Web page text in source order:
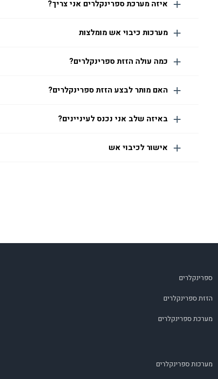
איזה מערכת ספרינקלרים אני צריך?
מערכות כיבוי אש מומלצות
כמה עולה הזזת ספרינקלרים?
האם מותר לבצע הזזת ספרינקלרים?
באיזה שלב אני נכנס לעיניינים?
אישור לכיבוי אש
ספרינקלרים
הזזת ספרינקלרים
מערכת ספרינקלרים
מערכות ספרינקלרים